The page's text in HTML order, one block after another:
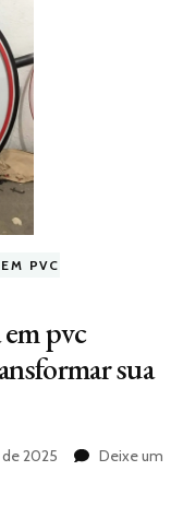
PVC
pvc
sua
de 2025
Deixe um